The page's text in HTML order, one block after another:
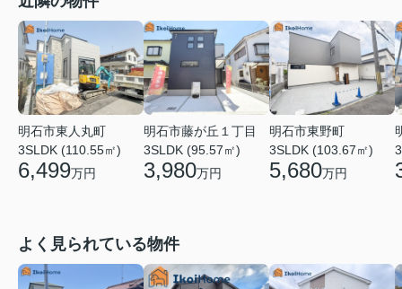
明石市東人丸町
3SLDK (110.55㎡)
6,499万円
明石市藤が丘１丁目
3SLDK (95.57㎡)
3,980万円
明石市東野町
3SLDK (103.67㎡)
5,680万円
よく見られている物件